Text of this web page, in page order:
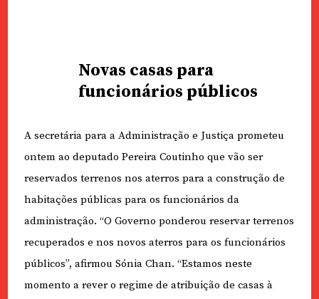
Novas casas para
funcionários públicos
A secretária para a Administração e Justiça prometeu
ontem ao deputado Pereira Coutinho que vão ser
reservados terrenos nos aterros para a construção de
habitações públicas para os funcionários da
administração. “O Governo ponderou reservar terrenos
recuperados e nos novos aterros para os funcionários
públicos”, afirmou Sónia Chan. “Estamos neste
momento a rever o regime de atribuição de casas à